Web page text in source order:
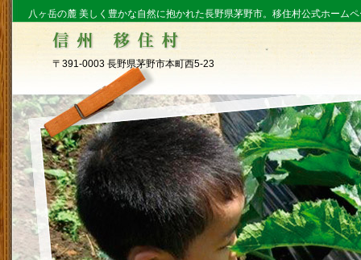
八ヶ岳の麓 美しく豊かな自然に抱かれた長野県茅野市。移住村公式ホーム
〒391-0003 長野県茅野市本町西5-23